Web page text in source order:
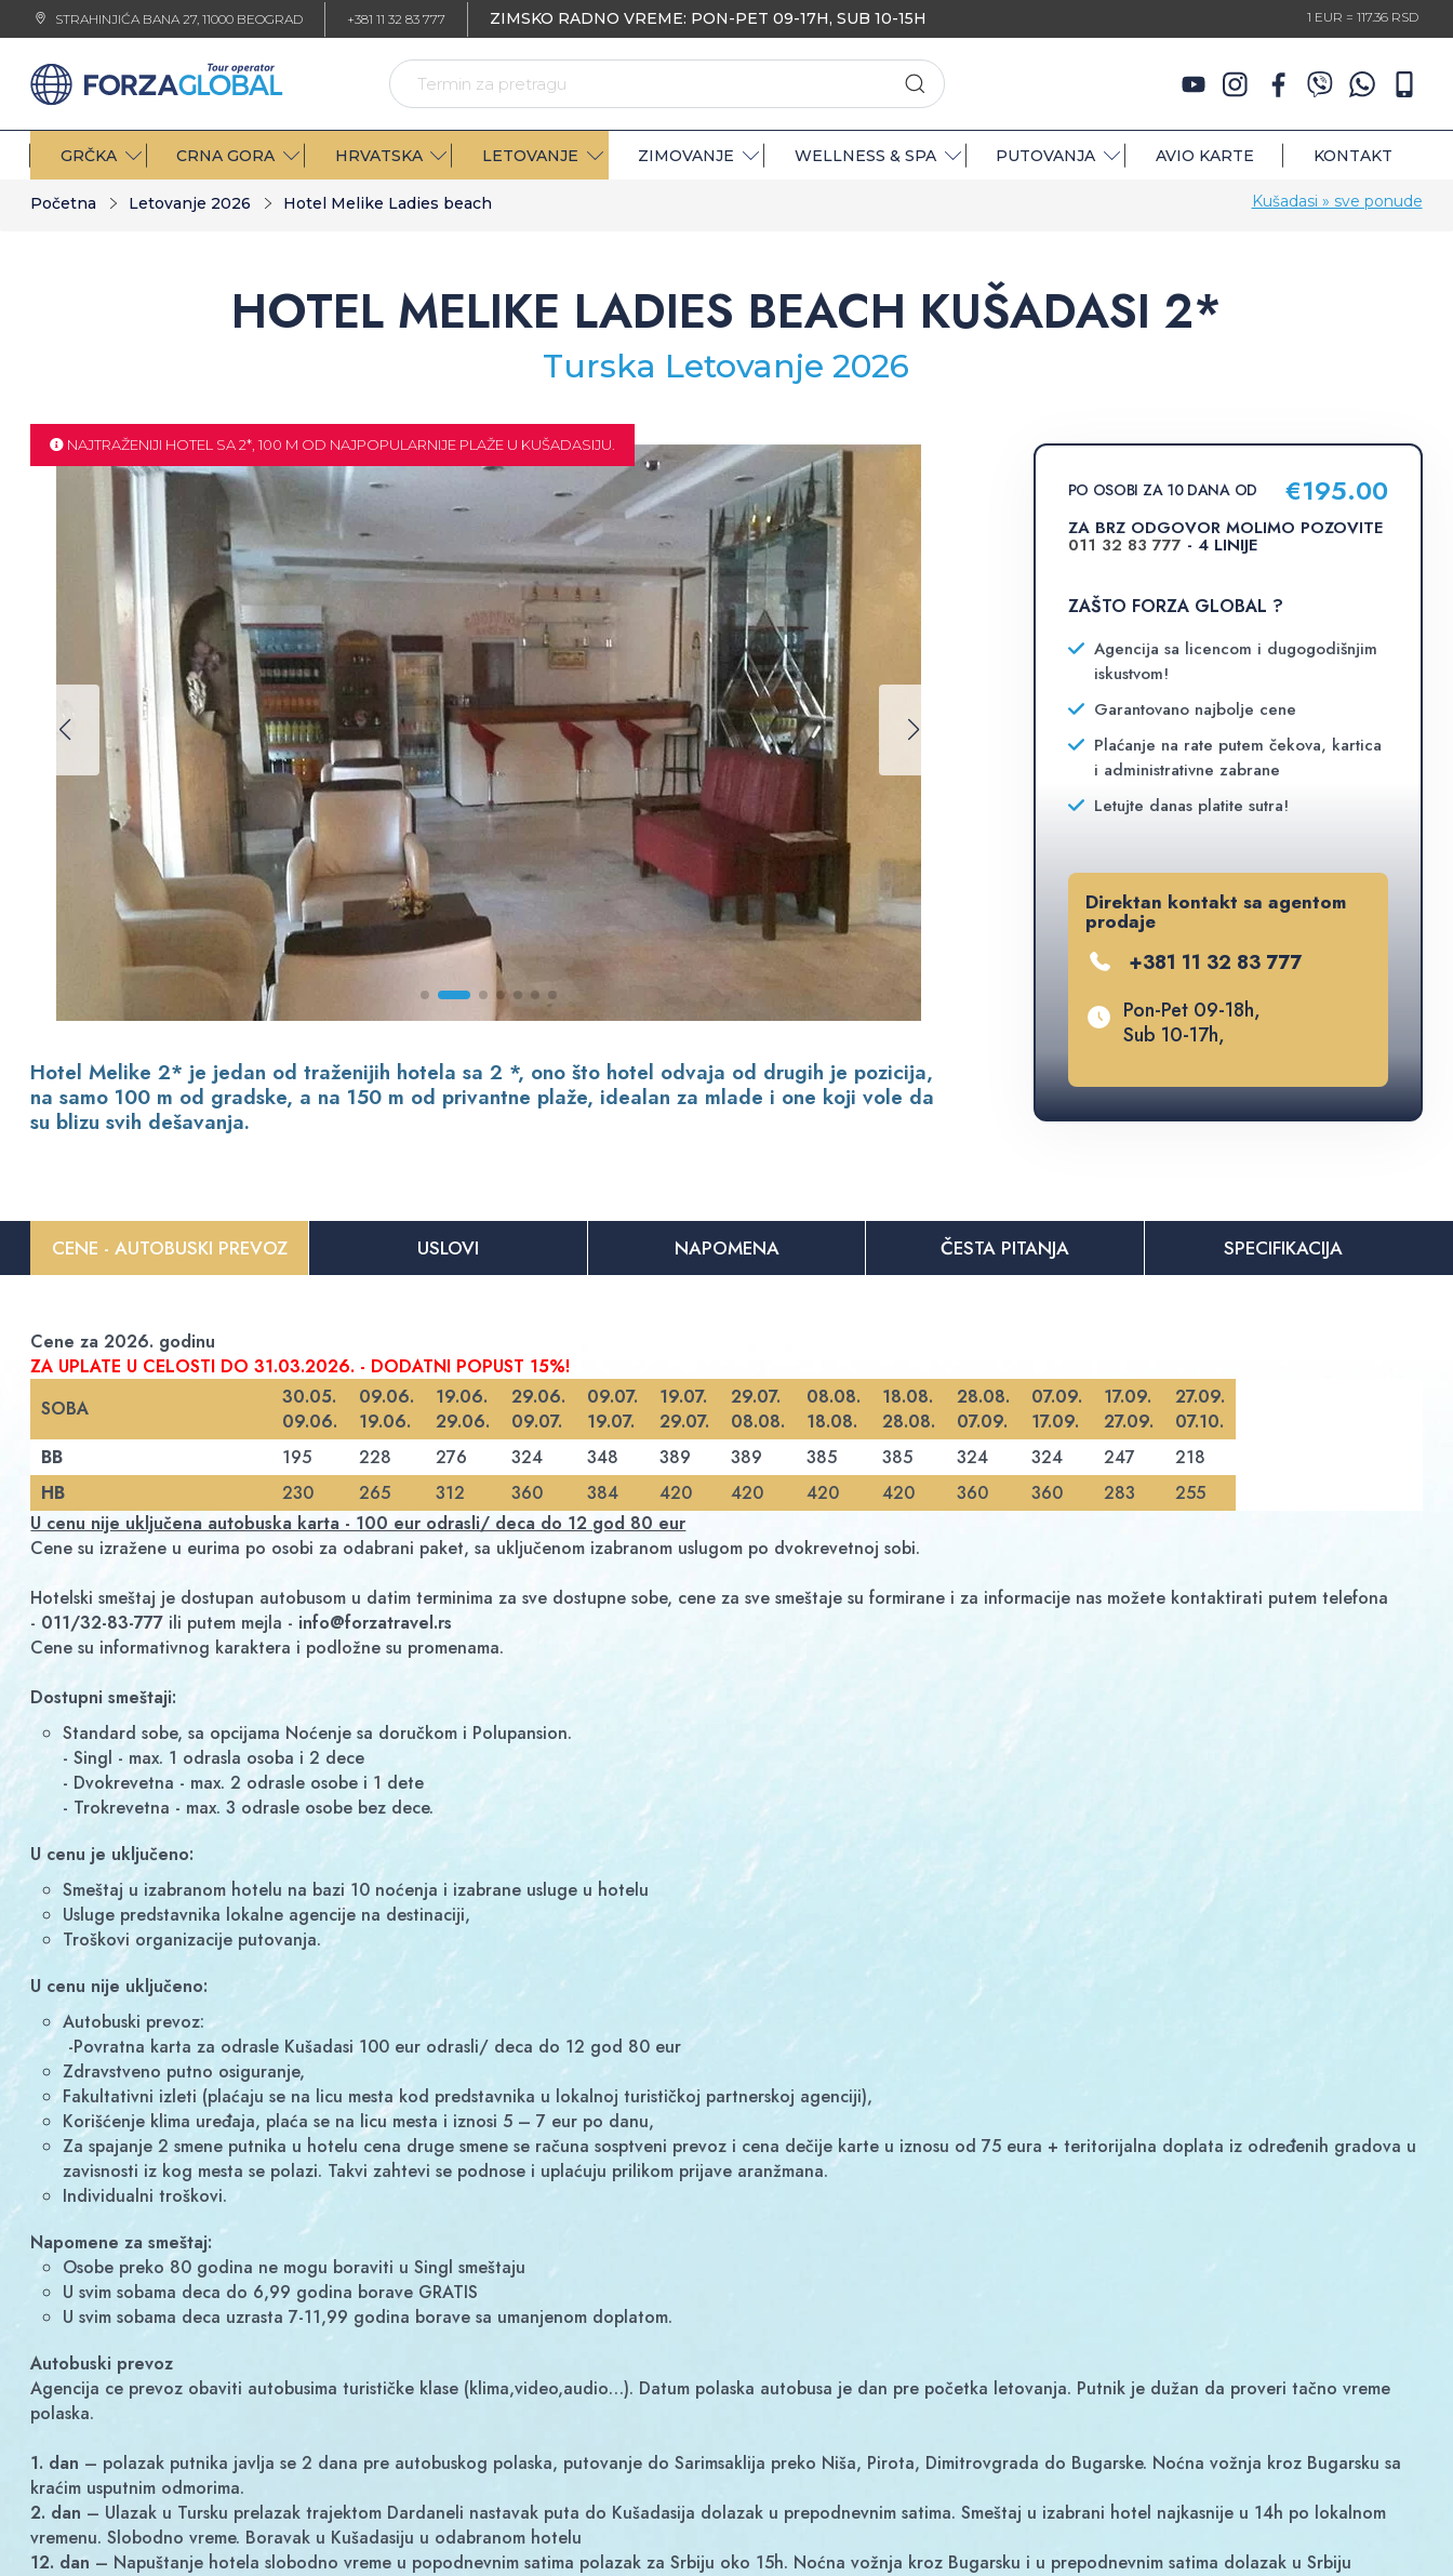
STRAHINJIĆA BANA 27, 11000 BEOGRAD +381 11 32 83 777 ZIMSKO RADNO VREME: PON-PET 09-17H, SUB 10-15H 1 EUR = 117.36 RSD
GRČKA CRNA GORA HRVATSKA LETOVANJE ZIMOVANJE WELLNESS & SPA PUTOVANJA AVIO KARTE KONTAKT
Početna Letovanje 2026 Hotel Melike Ladies beach Kušadasi » sve ponude
HOTEL MELIKE LADIES BEACH KUŠADASI 2*
Turska Letovanje 2026
NAJTRAŽENIJI HOTEL SA 2*, 100 M OD NAJPOPULARNIJE PLAŽE U KUŠADASIJU.
Hotel Melike 2* je jedan od traženijih hotela sa 2 *, ono što hotel odvaja od drugih je pozicija,
na samo 100 m od gradske, a na 150 m od privantne plaže, idealan za mlade i one koji vole da
su blizu svih dešavanja.
PO OSOBI ZA 10 DANA OD €195.00
ZA BRZ ODGOVOR MOLIMO POZOVITE
011 32 83 777 - 4 LINIJE
ZAŠTO FORZA GLOBAL ?
Agencija sa licencom i dugogodišnjim
iskustvom!
Garantovano najbolje cene
Plaćanje na rate putem čekova, kartica
i administrativne zabrane
Letujte danas platite sutra!
Direktan kontakt sa agentom
prodaje
+381 11 32 83 777
Pon-Pet 09-18h,
Sub 10-17h,
CENE - AUTOBUSKI PREVOZ USLOVI NAPOMENA ČESTA PITANJA SPECIFIKACIJA
Cene za 2026. godinu
ZA UPLATE U CELOSTI DO 31.03.2026. - DODATNI POPUST 15%!
SOBA
30.05.
09.06.
09.06.
19.06.
19.06.
29.06.
29.06.
09.07.
09.07.
19.07.
19.07.
29.07.
29.07.
08.08.
08.08.
18.08.
18.08.
28.08.
28.08.
07.09.
07.09.
17.09.
17.09.
27.09.
27.09.
07.10.
BB
195 228 276 324 348 389 389 385 385 324 324 247
218
HB
230 265 312 360 384 420 420 420 420 360 360 283
255
U cenu nije uključena autobuska karta - 100 eur odrasli/ deca do 12 god 80 eur
Cene su izražene u eurima po osobi za odabrani paket, sa uključenom izabranom uslugom po dvokrevetnoj sobi.
Hotelski smeštaj je dostupan autobusom u datim terminima za sve dostupne sobe, cene za sve smeštaje su formirane i za informacije nas možete kontaktirati putem telefona
- 011/32-83-777 ili putem mejla - info@forzatravel.rs
Cene su informativnog karaktera i podložne su promenama.
Dostupni smeštaji:
Standard sobe, sa opcijama Noćenje sa doručkom i Polupansion.
- Singl - max. 1 odrasla osoba i 2 dece
- Dvokrevetna - max. 2 odrasle osobe i 1 dete
- Trokrevetna - max. 3 odrasle osobe bez dece.
U cenu je uključeno:
Smeštaj u izabranom hotelu na bazi 10 noćenja i izabrane usluge u hotelu
Usluge predstavnika lokalne agencije na destinaciji,
Troškovi organizacije putovanja.
U cenu nije uključeno:
Autobuski prevoz:
-Povratna karta za odrasle Kušadasi 100 eur odrasli/ deca do 12 god 80 eur
zdravstveno putno osiguranje,
fakultativni izleti (plaćaju se na licu mesta kod predstavnika u lokalnoj turističkoj partnerskoj agenciji),
korišćenje klima uređaja, plaća se na licu mesta i iznosi 5 – 7 eur po danu,
Za spajanje 2 smene putnika u hotelu cena druge smene se računa sosptveni prevoz i cena dečije karte u iznosu od 75 eura + teritorijalna doplata iz određenih gradova u
zavisnosti iz kog mesta se polazi. Takvi zahtevi se podnose i uplaćuju prilikom prijave aranžmana.
individualni troškovi.
Napomene za smeštaj:
Osobe preko 80 godina ne mogu boraviti u Singl smeštaju
U svim sobama deca do 6,99 godina borave GRATIS
U svim sobama deca uzrasta 7-11,99 godina borave sa umanjenom doplatom.
Autobuski prevoz
Agencija ce prevoz obaviti autobusima turističke klase (klima,video,audio…). Datum polaska autobusa je dan pre početka letovanja. Putnik je dužan da proveri tačno vreme
polaska.
1. dan – polazak putnika javlja se 2 dana pre autobuskog polaska, putovanje do Sarimsaklija preko Niša, Pirota, Dimitrovgrada do Bugarske. Noćna vožnja kroz Bugarsku sa
kraćim usputnim odmorima.
2. dan – Ulazak u Tursku prelazak trajektom Dardaneli nastavak puta do Kušadasija dolazak u prepodnevnim satima. Smeštaj u izabrani hotel najkasnije u 14h po lokalnom
vremenu. Slobodno vreme. Boravak u Kušadasiju u odabranom hotelu
12. dan – Napuštanje hotela slobodno vreme u popodnevnim satima polazak za Srbiju oko 15h. Noćna vožnja kroz Bugarsku i u prepodnevnim satima dolazak u Srbiju